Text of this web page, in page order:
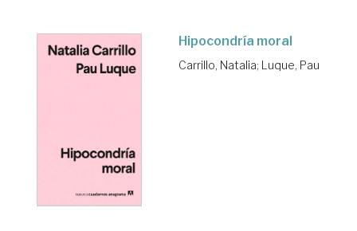
Hipocondría moral
Carrillo, Natalia; Luque, Pau